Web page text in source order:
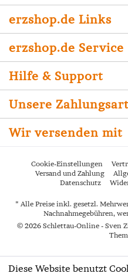
erzshop.de Links
erzshop.de Service
Hilfe & Support
Unsere
Wir versenden mit
Cookie-Einstellungen
Versand und Zahlung
Datenschutz
* Alle Preise inkl. gesetzl.
Nachnahmegebühren,
© 2026 Schlettau-Online - Sven
Diese Website benutzt